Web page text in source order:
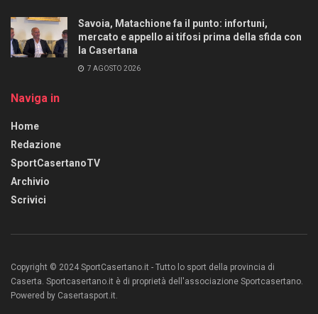
Savoia, Matachione fa il punto: infortuni,
mercato e appello ai tifosi prima della sfida con
la Casertana
7 AGOSTO 2026
Naviga in
Home
Redazione
SportCasertanoTV
Archivio
Scrivici
Copyright © 2024 SportCasertano.it - Tutto lo sport della provincia di
Caserta. Sportcasertano.it è di proprietà dell'associazione Sportcasertano.
Powered by Casertasport.it.